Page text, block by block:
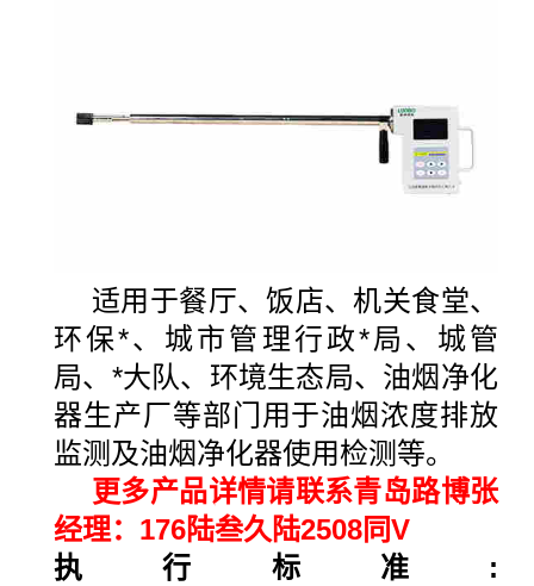
适用于餐厅、饭店、机关食堂、
环保*、城市管理行政*局、城管
局、*大队、环境生态局、油烟净化
器生产厂等部门用于油烟浓度排放
监测及油烟净化器使用检测等。
更多产品详情请联系青岛路博张
经理：176陆叁久陆2508同V
执行标准 :